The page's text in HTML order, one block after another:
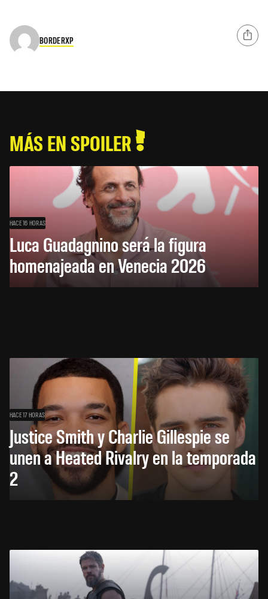
BORDERXP
MÁS EN SPOILER
HACE 16 HORAS
Luca Guadagnino será la figura
homenajeada en Venecia 2026
HACE 17 HORAS
Justice Smith y Charlie Gillespie se
unen a Heated Rivalry en la temporada
2